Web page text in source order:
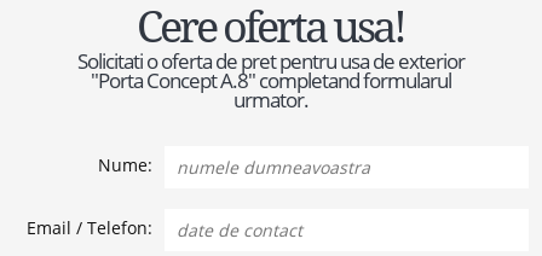
Cere oferta usa!
Solicitati o oferta de pret pentru usa de exterior
"Porta Concept A.8" completand formularul
urmator.
Nume:
Email / Telefon: